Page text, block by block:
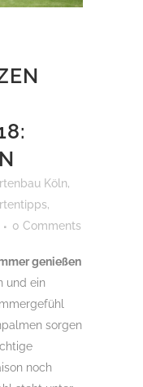
Köln,
,
0 Comments
genießen
und ein
sorgen
noch